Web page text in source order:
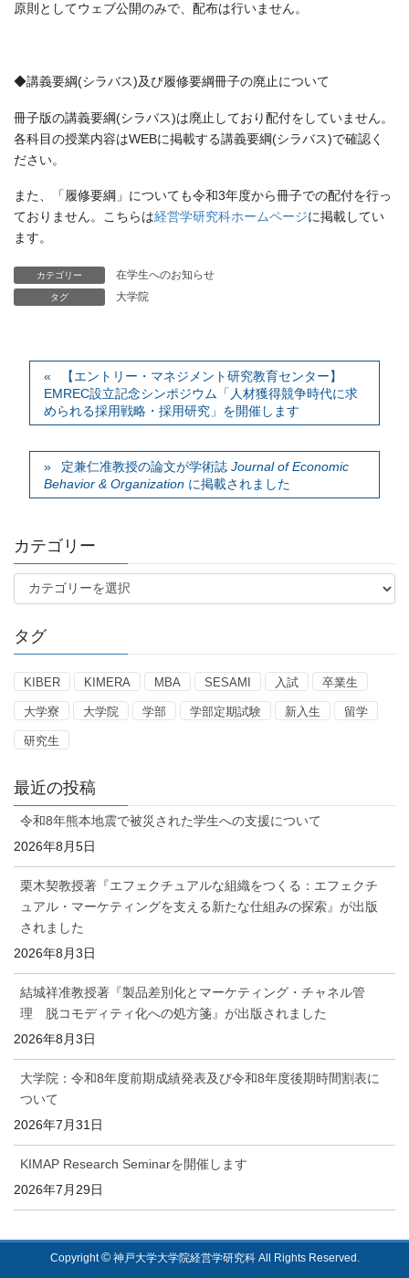
原則としてウェブ公開のみで、配布は行いません。
◆講義要綱(シラバス)及び履修要綱冊子の廃止について
冊子版の講義要綱(シラバス)は廃止しており配付をしていません。
各科目の授業内容はWEBに掲載する講義要綱(シラバス)で確認く
ださい。
また、「履修要綱」についても令和3年度から冊子での配付を行っ
ておりません。こちらは経営学研究科ホームページに掲載してい
ます。
カテゴリー 在学生へのお知らせ
タグ 大学院
【エントリー・マネジメント研究教育センター】
EMREC設立記念シンポジウム「人材獲得競争時代に求
められる採用戦略・採用研究」を開催します
定兼仁准教授の論文が学術誌Journal of Economic
Behavior & Organization に掲載されました
カテゴリー
テ
リ
ー
タグ
KIBER KIMERA MBA SESAMI 入試 卒業生
大学寮 大学院 学部 学部定期試験 新入生 留学
研究生
最近の投稿
令和8年熊本地震で被災された学生への支援について
2026年8月5日
栗木契教授著『エフェクチュアルな組織をつくる：エフェクチ
ュアル・マーケティングを支える新たな仕組みの探索』が出版
されました
2026年8月3日
結城祥准教授著『製品差別化とマーケティング・チャネル管
理 脱コモディティ化への処方箋』が出版されました
2026年8月3日
大学院：令和8年度前期成績発表及び令和8年度後期時間割表に
ついて
2026年7月31日
KIMAP Research Seminarを開催します
2026年7月29日
Copyright©神戸大学大学院経営学研究科 All Rights Reserved.